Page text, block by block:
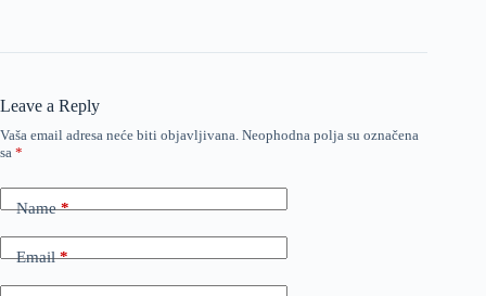
Leave a Reply
Vaša email adresa neće biti objavljivana. Neophodna polja su označena
sa *
Name*
Email*